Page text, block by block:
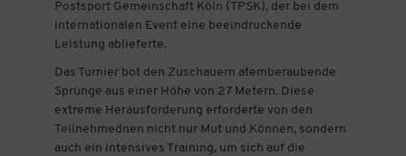
Postsport Gemeinschaft Köln (TPSK), der bei dem
internationalen Event eine beeindruckende
Leistung ablieferte.
Das Turnier bot den Zuschauern atemberaubende
Sprünge aus einer Höhe von 27 Metern. Diese
extreme Herausforderung erforderte von den
Teilnehmednen nicht nur Mut und Können, sondern
auch ein intensives Training, um sich auf die